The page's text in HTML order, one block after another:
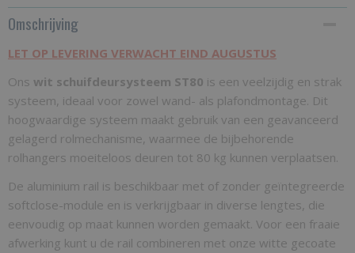
Productcode
5,00 Kg
Omschrijving
LET OP LEVERING VERWACHT EIND AUGUSTUS
Ons wit schuifdeursysteem ST80 is een veelzijdig en strak
systeem, ideaal voor zowel wand- als plafondmontage. Dit
hoogwaardige systeem maakt gebruik van een geavanceerd
gelagerd rolmechanisme, waarmee de bijbehorende
rolhangers moeiteloos deuren tot 80 kg kunnen verplaatsen.
De aluminium rail is beschikbaar met of zonder geïntegreerde
softclose-module en is verkrijgbaar in diverse lengtes, die
eenvoudig op maat kunnen worden gemaakt. Voor een fraaie
afwerking kunt u de rail combineren met onze witte gecoate